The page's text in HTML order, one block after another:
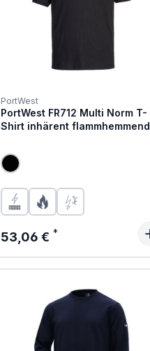
PortWest
PortWest FR712 Multi Norm T-
Shirt inhärent flammhemmend
Regulärer Preis:
53,06 €